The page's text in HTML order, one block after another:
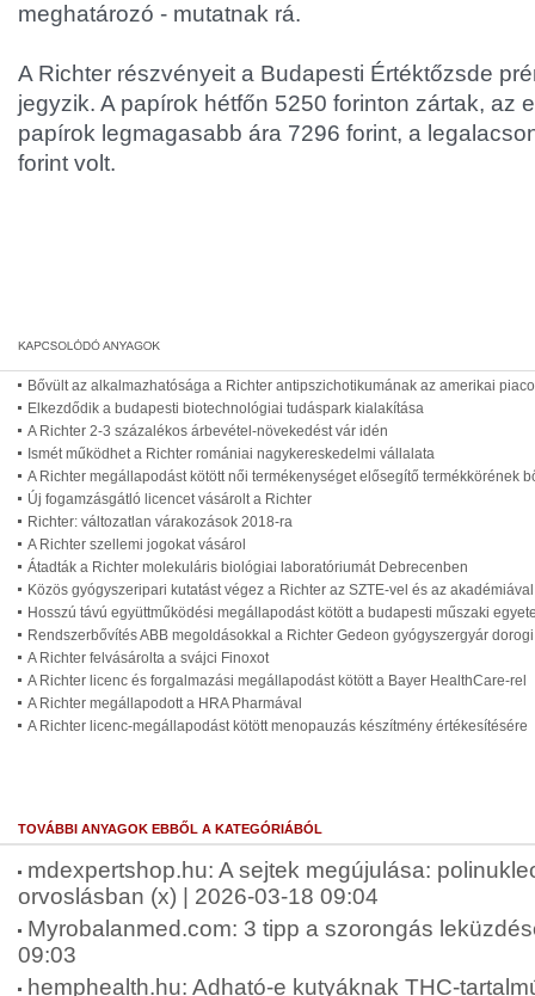
meghatározó - mutatnak rá.
A Richter részvényeit a Budapesti Értéktőzsde
jegyzik. A papírok hétfőn 5250 forinton zártak, az
papírok legmagasabb ára 7296 forint, a
forint volt.
Bővült az alkalmazhatósága a Richter antipszichotikumának az amerikai
Elkezdődik a budapesti biotechnológiai tudáspark kialakítása
A Richter 2-3 százalékos árbevétel-növekedést vár idén
Ismét működhet a Richter romániai nagykereskedelmi vállalata
A Richter megállapodást kötött női termékenységet elősegítő termékkörének
Új fogamzásgátló licencet vásárolt a Richter
Richter: változatlan várakozások 2018-ra
A Richter szellemi jogokat vásárol
Átadták a Richter molekuláris biológiai laboratóriumát Debrecenben
Közös gyógyszeripari kutatást végez a Richter az SZTE-vel és az akadémiával
Hosszú távú együttműködési megállapodást kötött a budapesti műszaki
Rendszerbővítés ABB megoldásokkal a Richter Gedeon gyógyszergyár
A Richter felvásárolta a svájci Finoxot
A Richter licenc és forgalmazási megállapodást kötött a Bayer HealthCare-rel
A Richter megállapodott a HRA Pharmával
A Richter licenc-megállapodást kötött menopauzás készítmény értékesítésére
TOVÁBBI ANYAGOK EBBŐL A KATEGÓRIÁBÓL
mdexpertshop.hu: A sejtek megújulása:
orvoslásban (x) | 2026-03-18 09:04
Myrobalanmed.com: 3 tipp a szorongás
09:03
hemphealth.hu: Adható-e kutyáknak THC-